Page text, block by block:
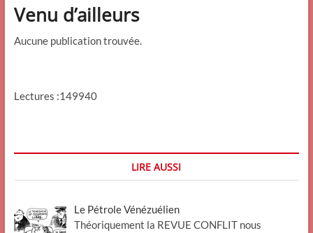
Venu d’ailleurs
Aucune publication trouvée.
Lectures :149940
LIRE AUSSI
Le Pétrole Vénézuélien
Théoriquement la REVUE CONFLIT nous